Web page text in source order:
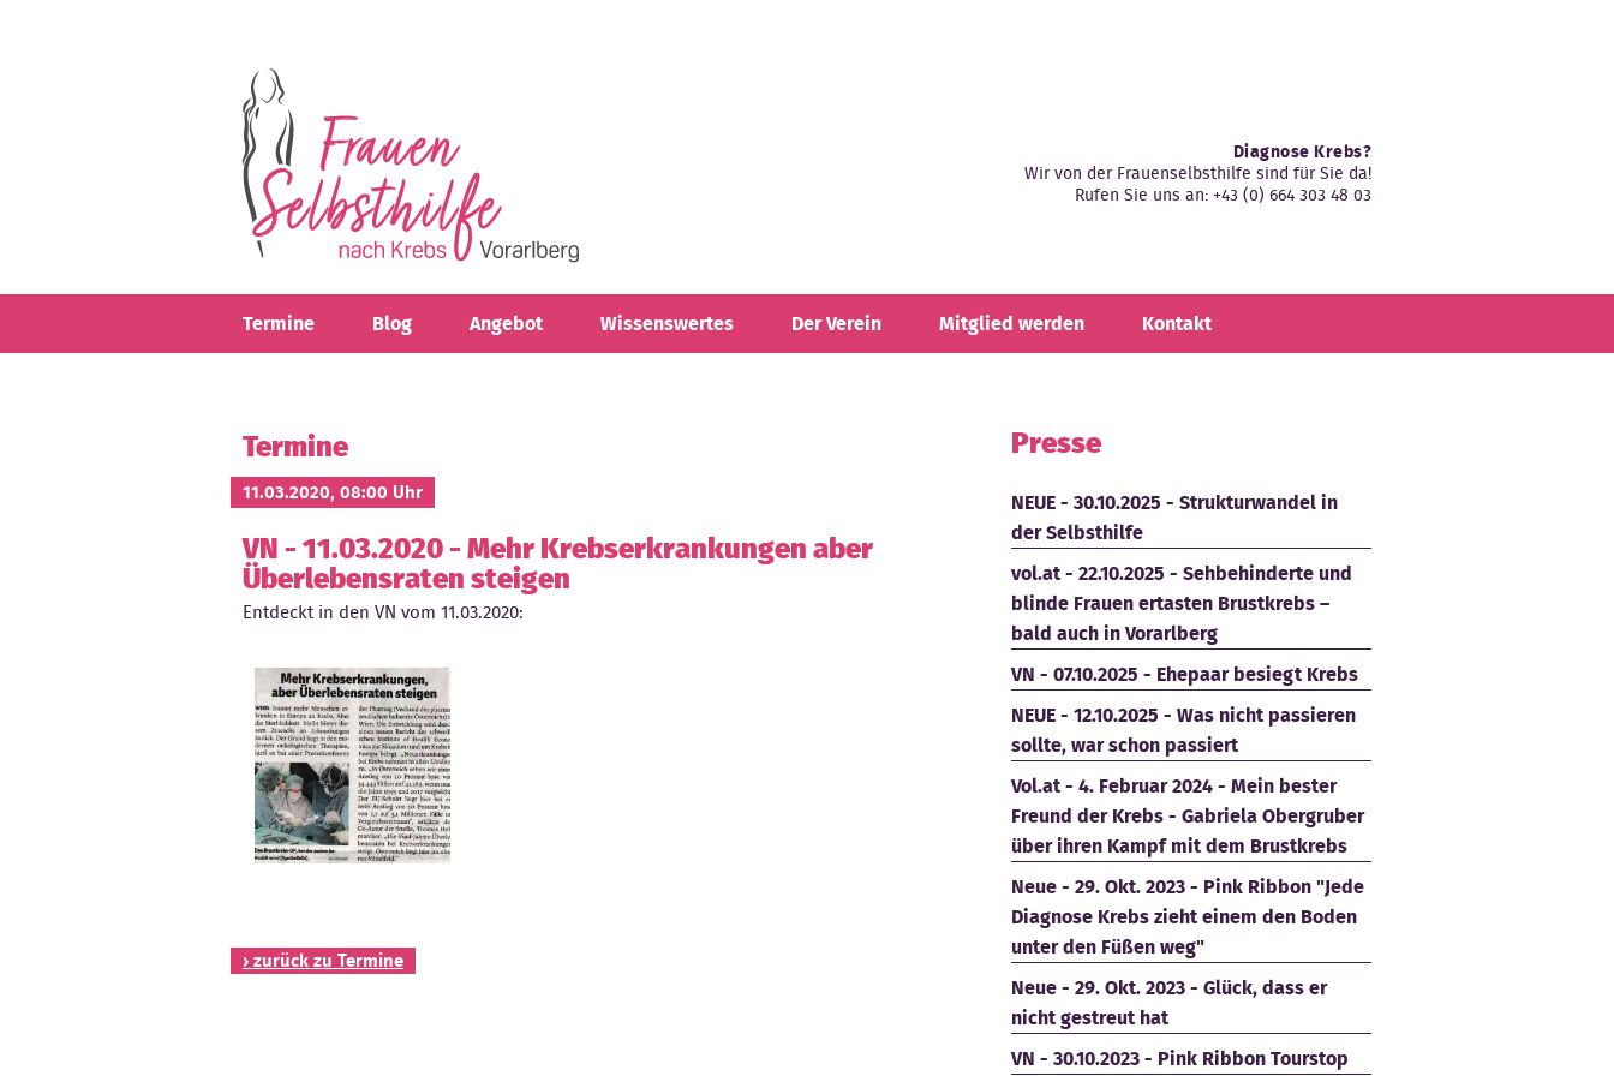
Diagnose Krebs?
Wir von der Frauenselbsthilfe sind für Sie da!
Rufen Sie uns an: +43 (0) 664 303 48 03
Termine Blog Angebot Wissenswertes Der Verein Mitglied werden Kontakt
Termine
11.03.2020, 08:00 Uhr
VN - 11.03.2020 - Mehr Krebserkrankungen aber
Überlebensraten steigen
Entdeckt in den VN vom 11.03.2020:
› zurück zu Termine
Presse
NEUE - 30.10.2025 - Strukturwandel in
der Selbsthilfe
vol.at - 22.10.2025 - Sehbehinderte und
blinde Frauen ertasten Brustkrebs –
bald auch in Vorarlberg
VN - 07.10.2025 - Ehepaar besiegt Krebs
NEUE - 12.10.2025 - Was nicht passieren
sollte, war schon passiert
Vol.at - 4. Februar 2024 - Mein bester
Freund der Krebs - Gabriela Obergruber
über ihren Kampf mit dem Brustkrebs
Neue - 29. Okt. 2023 - Pink Ribbon "Jede
Diagnose Krebs zieht einem den Boden
unter den Füßen weg"
Neue - 29. Okt. 2023 - Glück, dass er
nicht gestreut hat
VN - 30.10.2023 - Pink Ribbon Tourstop